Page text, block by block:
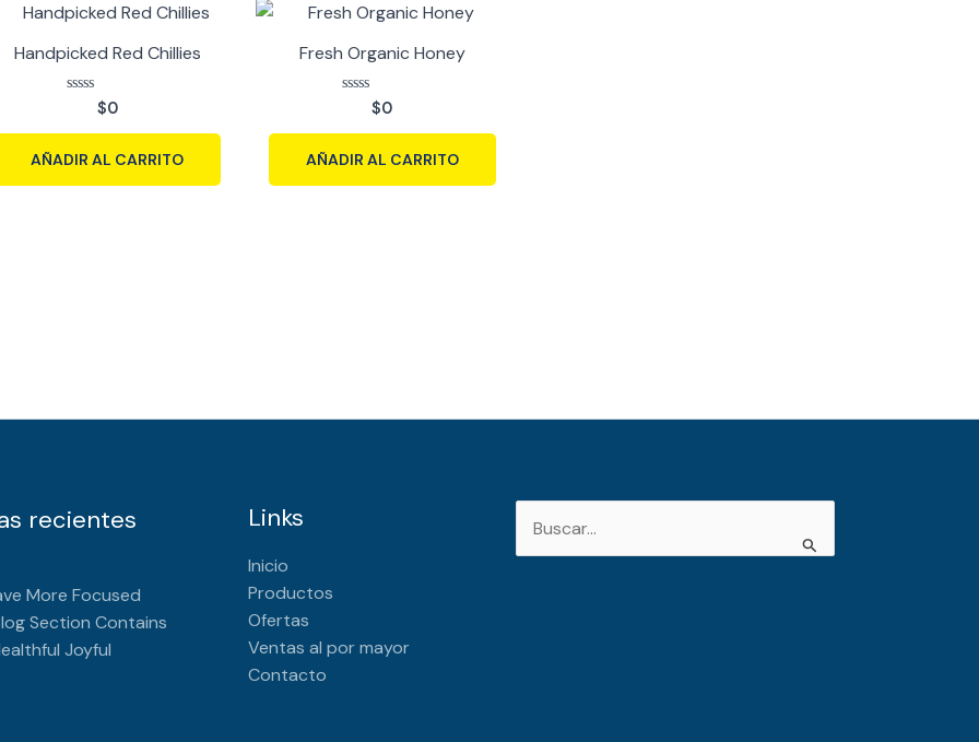
Handpicked Red Chillies
Valorado
0
5
$0
AÑADIR AL CARRITO
Fresh Organic Honey
Valorado
0
5
$0
AÑADIR AL CARRITO
recientes
More Focused
Section Contains
Joyful
Links
Inicio
Productos
Ofertas
Ventas al por mayor
Contacto